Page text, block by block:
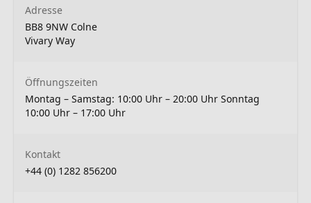
Adresse
BB8 9NW Colne
Vivary Way
Öffnungszeiten
Montag – Samstag: 10:00 Uhr – 20:00 Uhr Sonntag
10:00 Uhr – 17:00 Uhr
Kontakt
+44 (0) 1282 856200